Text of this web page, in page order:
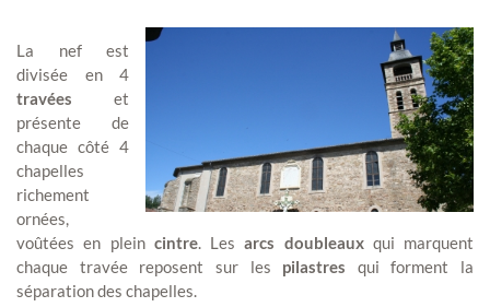
La nef est
divisée en 4
travées et
présente de
chaque côté 4
chapelles
richement
ornées,
voûtées en plein cintre. Lesarcs doubleauxqui marquent
chaque travée reposent sur les pilastres qui forment la
séparation des chapelles.